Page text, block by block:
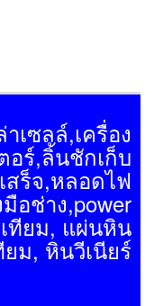
เซลล์,เครื่อง
อร์,ลิ้นชักเก็บ
สร็จ,หลอดไฟ
อช่าง,power
ทียม, แผ่นหิน
ยม, หินวีเนียร์